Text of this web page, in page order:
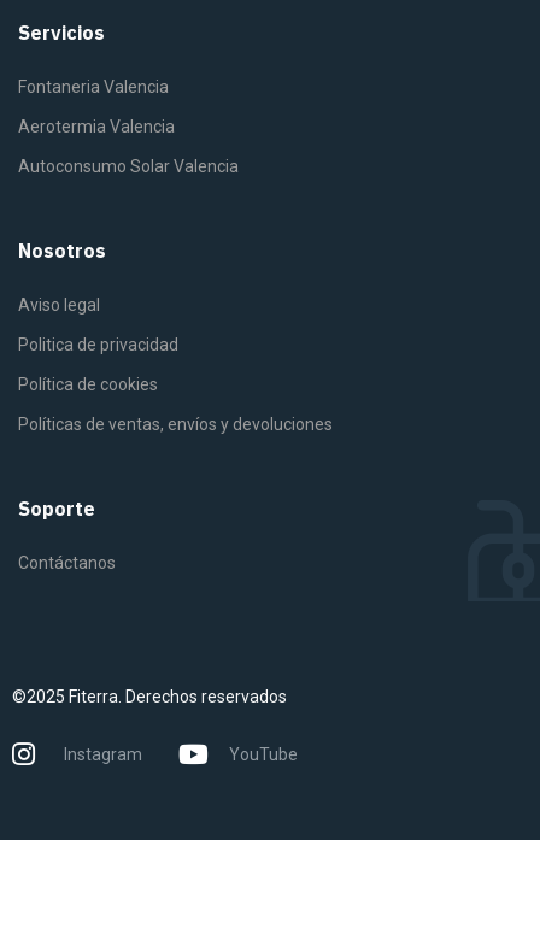
Servicios
Fontaneria Valencia
Aerotermia Valencia
Autoconsumo Solar Valencia
Nosotros
Aviso legal
Politica de privacidad
Política de cookies
Políticas de ventas, envíos y devoluciones
Soporte
Contáctanos
©2025 Fiterra. Derechos reservados
Instagram YouTube